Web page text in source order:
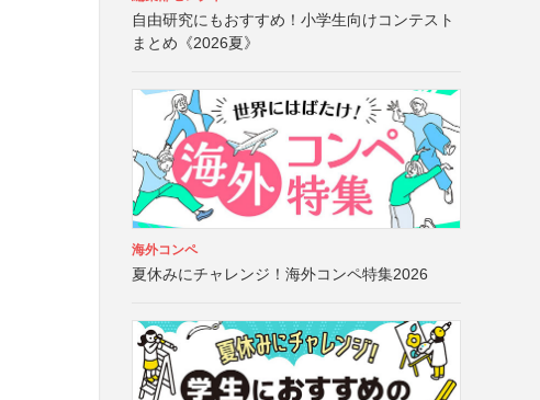
自由研究にもおすすめ！小学生向けコンテスト
まとめ《2026夏》
海外コンペ
夏休みにチャレンジ！海外コンペ特集2026